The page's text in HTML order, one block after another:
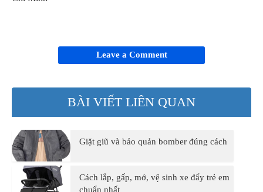
Leave a Comment
BÀI VIẾT LIÊN QUAN
Giặt giũ và bảo quản bomber đúng cách
Cách lắp, gấp, mở, vệ sinh xe đẩy trẻ em
chuẩn nhất